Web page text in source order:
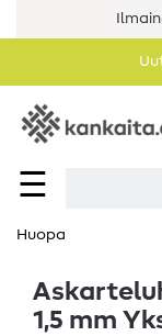
☰
Huopa
1,5 mm